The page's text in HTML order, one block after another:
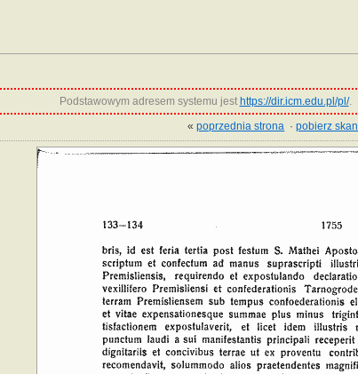
Podstawowym adresem systemu jest https://dir.icm.edu.pl/pl/.
«poprzednia strona ·pobierz skan